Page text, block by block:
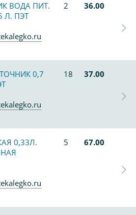
ВОДА ПИТ.
Л. ПЭТ
2 36.00
0,7
18 37.00
0,33Л.
5 67.00